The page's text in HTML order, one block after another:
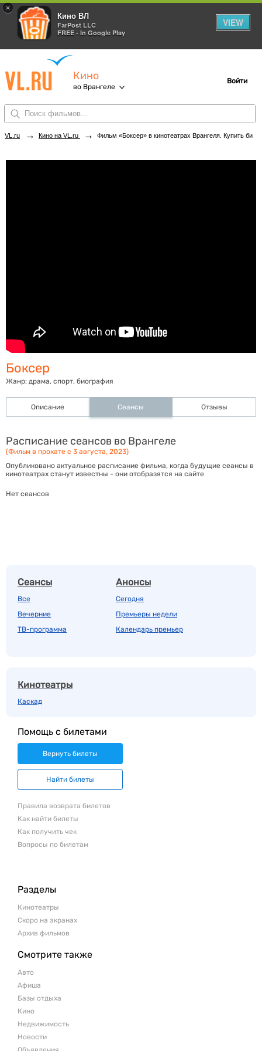
×
Кино ВЛ
FarPost LLC
FREE - In Google Play
VIEW
Кино
во Врангеле
Войти
VL.ru → Кино на VL.ru → Фильм «Боксер» в кинотеатрах Врангеля. Купить билеты!
Боксер
Жанр: драма, спорт, биография
Описание Сеансы Отзывы
Расписание сеансов во Врангеле
(Фильм в прокате с 3 августа, 2023)
Опубликовано актуальное расписание фильма, когда будущие сеансы в
кинотеатрах станут известны - они отобразятся на сайте
Нет сеансов
Сеансы
Все
Вечерние
ТВ-программа
Анонсы
Сегодня
Премьеры недели
Календарь премьер
Кинотеатры
Каскад
Помощь с билетами
Вернуть билеты
Найти билеты
Правила возврата билетов
Как найти билеты
Как получить чек
Вопросы по билетам
Разделы
Кинотеатры
Скоро на экранах
Архив фильмов
Смотрите также
Авто
Афиша
Базы отдыха
Кино
Недвижимость
Новости